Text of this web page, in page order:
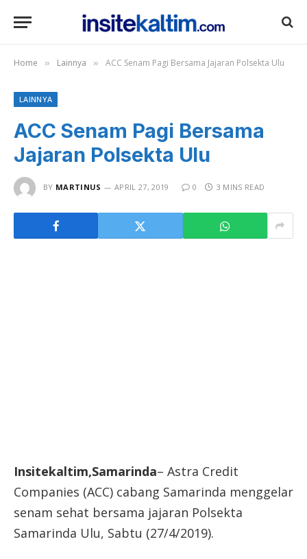
Home » Lainnya » ACC Senam Pagi Bersama Jajaran Polsekta Ulu
LAINNYA
ACC Senam Pagi Bersama
Jajaran Polsekta Ulu
BY MARTINUS APRIL 27, 2019 0 3 MINS READ
Insitekaltim,Samarinda– Astra Credit
Companies (ACC) cabang Samarinda menggelar
senam sehat bersama jajaran Polsekta
Samarinda Ulu, Sabtu (27/4/2019).